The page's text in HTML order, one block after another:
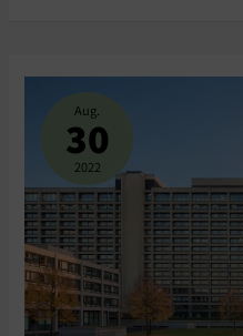
Aug.
30
2022
BUNDESBANK:
GESUNKEN
ERHEBLICHE
UNTERSCHIEDE
VERMÖGENSSTRUKTUR
UND
PORTFOLIORENDITE